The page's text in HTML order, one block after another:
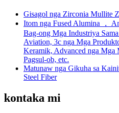
Gisagol nga Zirconia Mullite
Itom nga Fused Alumina ，
Bag-ong Mga Industriya
Aviation, 3c nga Mga
Keramik, Advanced nga Mga
Pagsul-ob, etc.
Matunaw nga Gikuha sa
Steel Fiber
kontaka mi